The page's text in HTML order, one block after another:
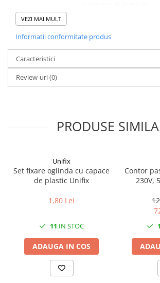
VEZI MAI MULT
Informatii conformitate produs
Caracteristici
Review-uri(0)
PRODUSE
Unifix
Set fixare oglinda cu capace
de plastic Unifix
1,80 Lei
11 IN STOC
ADAUGA IN COS
Contor
230V,